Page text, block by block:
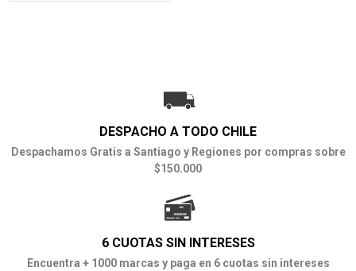
DESPACHO A TODO CHILE
Despachamos Gratis a Santiago y Regiones por compras sobre
$150.000
6 CUOTAS SIN INTERESES
Encuentra + 1000 marcas y paga en 6 cuotas sin intereses